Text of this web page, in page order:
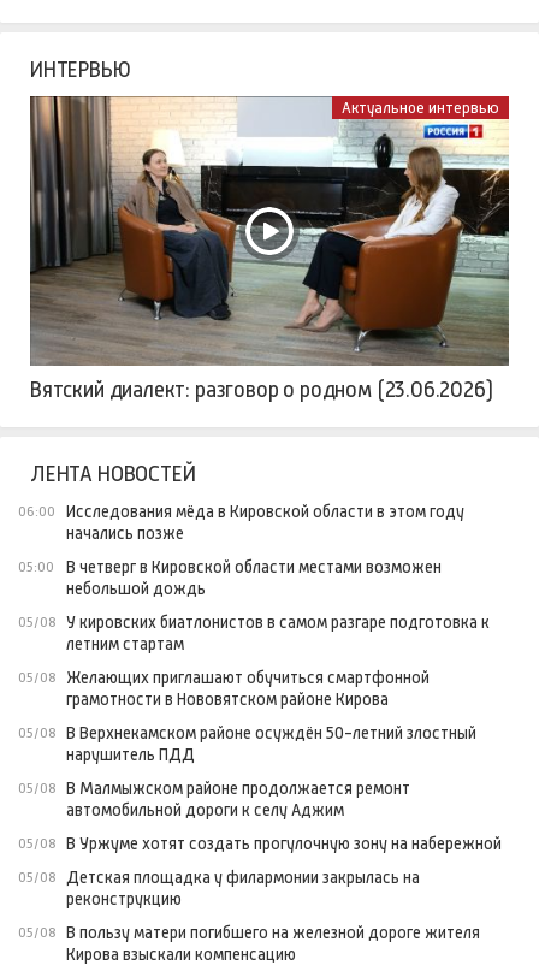
ИНТЕРВЬЮ
Актуальное интервью
Вятский диалект: разговор о родном (23.06.2026)
ЛЕНТА НОВОСТЕЙ
06:00
Исследования мёда в Кировской области в этом году
начались позже
05:00
В четверг в Кировской области местами возможен
небольшой дождь
05/08
У кировских биатлонистов в самом разгаре подготовка к
летним стартам
05/08
Желающих приглашают обучиться смартфонной
грамотности в Нововятском районе Кирова
05/08
В Верхнекамском районе осуждён 50-летний злостный
нарушитель ПДД
05/08
В Малмыжском районе продолжается ремонт
автомобильной дороги к селу Аджим
05/08 В Уржуме хотят создать прогулочную зону на набережной
05/08
Детская площадка у филармонии закрылась на
реконструкцию
05/08
В пользу матери погибшего на железной дороге жителя
Кирова взыскали компенсацию